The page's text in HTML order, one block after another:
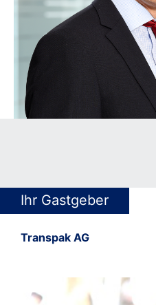
Ihr Gastgeber
Transpak AG